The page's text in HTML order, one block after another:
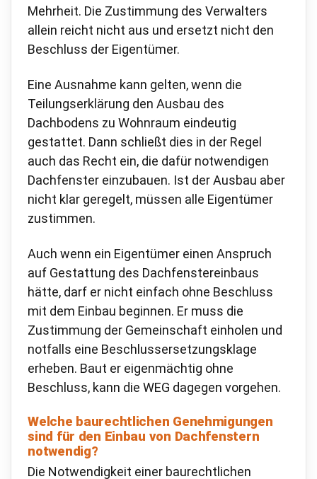
Mehrheit. Die Zustimmung des Verwalters
allein reicht nicht aus und ersetzt nicht den
Beschluss der Eigentümer.
Eine Ausnahme kann gelten, wenn die
Teilungserklärung den Ausbau des
Dachbodens zu Wohnraum eindeutig
gestattet. Dann schließt dies in der Regel
auch das Recht ein, die dafür notwendigen
Dachfenster einzubauen. Ist der Ausbau aber
nicht klar geregelt, müssen alle Eigentümer
zustimmen.
Auch wenn ein Eigentümer einen Anspruch
auf Gestattung des Dachfenstereinbaus
hätte, darf er nicht einfach ohne Beschluss
mit dem Einbau beginnen. Er muss die
Zustimmung der Gemeinschaft einholen und
notfalls eine Beschlussersetzungsklage
erheben. Baut er eigenmächtig ohne
Beschluss, kann die WEG dagegen vorgehen.
Welche baurechtlichen Genehmigungen
sind für den Einbau von Dachfenstern
notwendig?
Die Notwendigkeit einer baurechtlichen